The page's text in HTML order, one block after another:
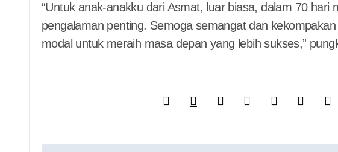
“Untuk anak-anakku dari Asmat, luar biasa, dalam 70 hari
pengalaman penting. Semoga semangat dan
modal untuk meraih masa depan yang lebih sukses,”